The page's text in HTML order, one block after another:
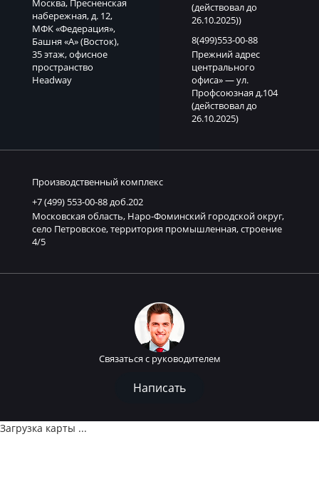
Москва, Пресненская
набережная, д. 12,
МФК «Федерация»,
Башня «А» (Восток),
35 этаж, офисное
пространство
Headway
(действовал до
26.10.2025))
8(499)553-00-88
Прежний адрес
центрального
офиса» — ул.
Профсоюзная д.104
(действовал до
26.10.2025)
Производственный комплекс
+7 (499) 553-00-88 доб.202
Московская область, Наро-Фоминский городской округ,
село Петровское, территория промышленная, строение
4/5
Связаться с руководителем
Написать
Загрузка карты ...